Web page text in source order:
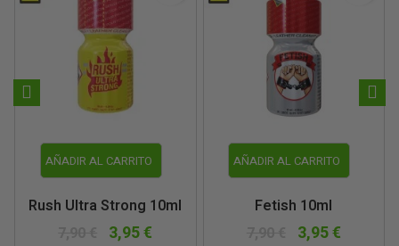
AÑADIR AL CARRITO
Rush Ultra Strong 10ml
3,95 €
AÑADIR AL CARRITO
Fetish 10ml
3,95 €